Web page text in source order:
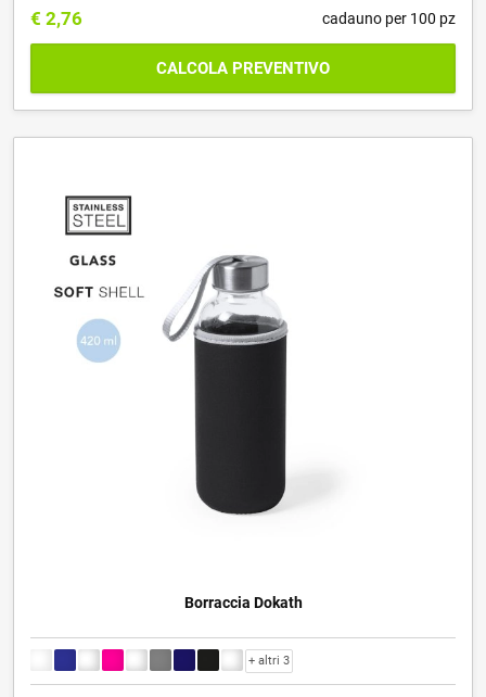
€ 2,76 cadauno per 100 pz
CALCOLA PREVENTIVO
Borraccia Dokath
+ altri 3